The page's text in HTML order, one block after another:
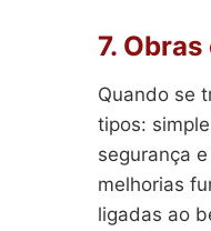
7.
Quando se
tipos:
segurança
melhorias
ligadas ao